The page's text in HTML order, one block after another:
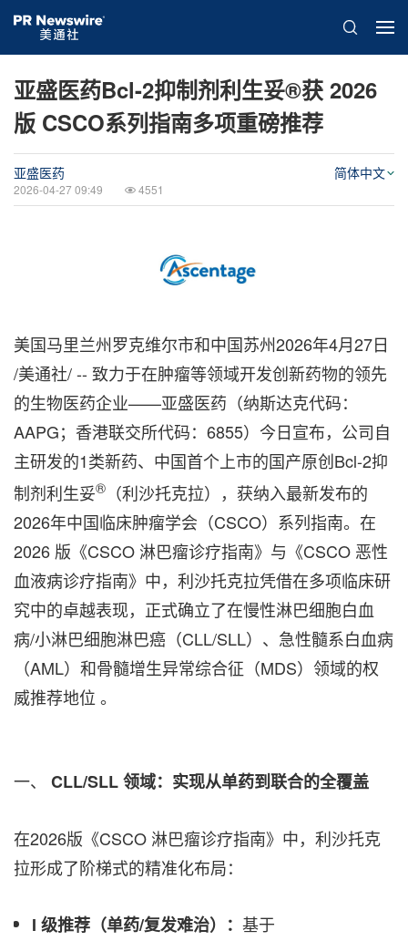
亚盛医药Bcl-2抑制剂利生妥®获 2026
版 CSCO系列指南多项重磅推荐
亚盛医药
2026-04-27 09:49 4551
简体中文
美国马里兰州罗克维尔市和中国苏州2026年4月27日
/美通社/ -- 致力于在肿瘤等领域开发创新药物的领先
的生物医药企业——亚盛医药（纳斯达克代码：
AAPG；香港联交所代码：6855）今日宣布，公司自
主研发的1类新药、中国首个上市的国产原创Bcl-2抑
制剂利生妥® （利沙托克拉），获纳入最新发布的
2026年中国临床肿瘤学会（CSCO）系列指南。在
2026 版《CSCO 淋巴瘤诊疗指南》与《CSCO 恶性
血液病诊疗指南》中，利沙托克拉凭借在多项临床研
究中的卓越表现，正式确立了在慢性淋巴细胞白血
病/小淋巴细胞淋巴癌（CLL/SLL）、急性髓系白血病
（AML）和骨髓增生异常综合征（MDS）领域的权
威推荐地位 。
一、 CLL/SLL领域：实现从单药到联合的全覆盖
在2026版《CSCO 淋巴瘤诊疗指南》中，利沙托克
拉形成了阶梯式的精准化布局：
I 级推荐（单药/复发难治）： 基于